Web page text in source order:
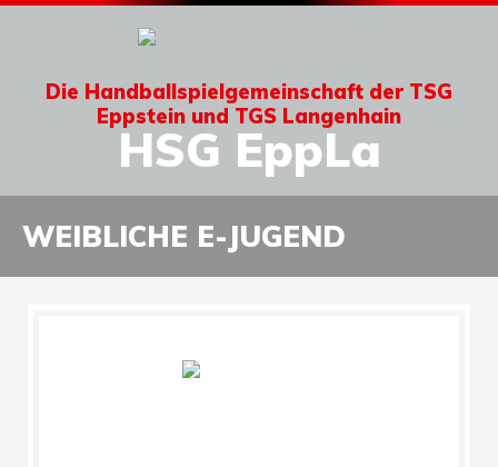
Die Handballspielgemeinschaft der TSG
Eppstein und TGS Langenhain
HSG EppLa
WEIBLICHE E-JUGEND